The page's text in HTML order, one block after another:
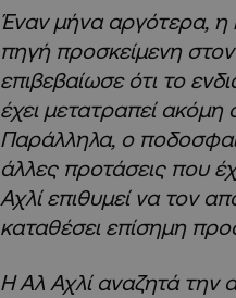
Έναν μήνα αργότερα, η
πηγή προσκείμενη
επιβεβαίωσε ότι το
έχει μετατραπεί
Παράλληλα, ο
άλλες προτάσεις που
Αχλί επιθυμεί να τον
καταθέσει επίσημη
Η Αλ Αχλί αναζητά την